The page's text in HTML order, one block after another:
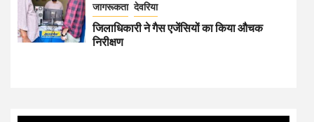
जागरूकता देवरिया
जिलाधिकारी ने गैस एजेंसियों का किया औचक
निरीक्षण